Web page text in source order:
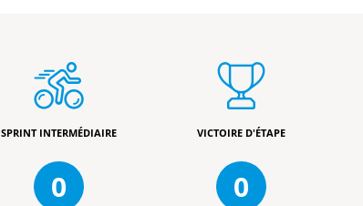
SPRINT INTERMÉDIAIRE
0
VICTOIRE D'ÉTAPE
0